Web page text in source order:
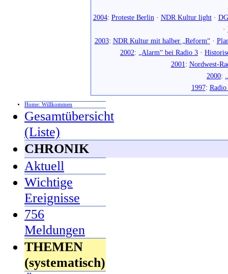
2004: Proteste Berlin · NDR Kultur light·
·
2003: NDR Kultur mit halber „Reform“·
2002: „Alarm“ bei Radio 3 ·
2001: Nordwest-
2000:
1997:
Home: Willkommen
Gesamtübersicht
(Liste)
CHRONIK
Aktuell
Wichtige
Ereignisse
756
Meldungen
THEMEN
(systematisch)